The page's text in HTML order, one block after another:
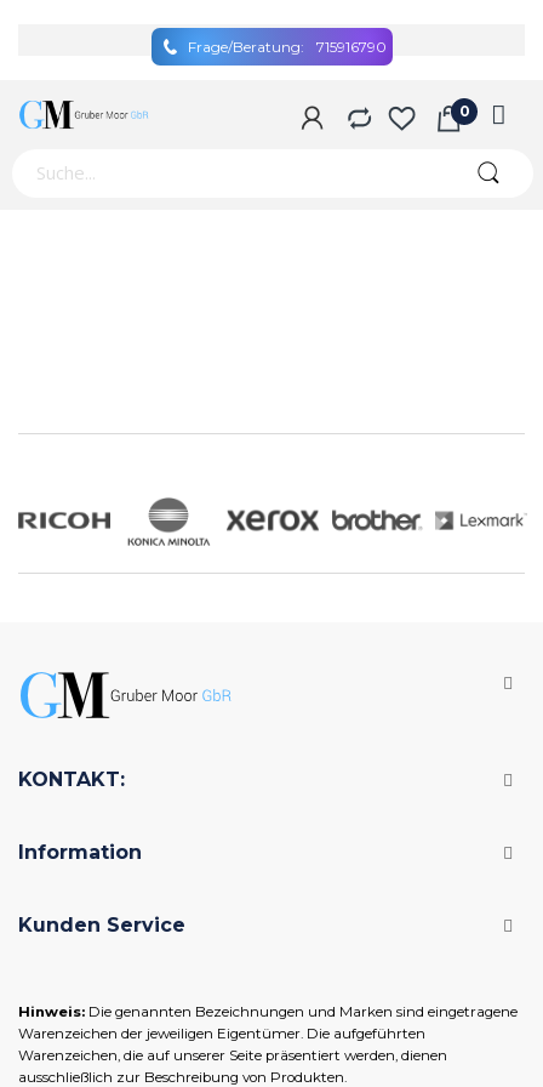
Frage/Beratung: 715916790
KONTAKT:
Information
Kunden Service
Hinweis: Die genannten Bezeichnungen und Marken sind eingetragene
Warenzeichen der jeweiligen Eigentümer. Die aufgeführten
Warenzeichen, die auf unserer Seite präsentiert werden, dienen
ausschließlich zur Beschreibung von Produkten.